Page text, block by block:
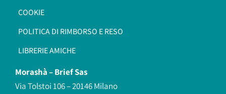
COOKIE
POLITICA DI RIMBORSO E RESO
LIBRERIE AMICHE
Morashà –Brief Sas
Via Tolstoi 106 – 20146 Milano